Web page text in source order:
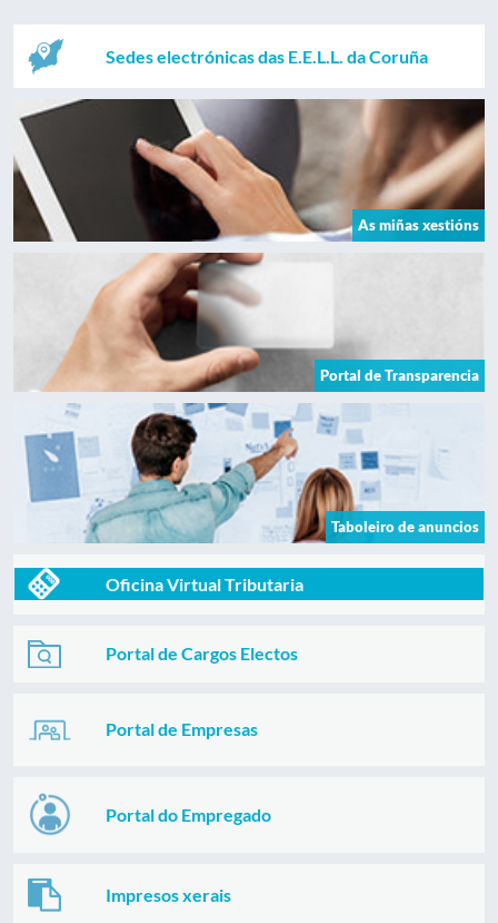
Sedes electrónicas das E.E.L.L. da Coruña
As miñas xestións
Portal de Transparencia
Taboleiro de anuncios
Oficina Virtual Tributaria
Portal de Cargos Electos
Portal de Empresas
Portal do Empregado
Impresos xerais